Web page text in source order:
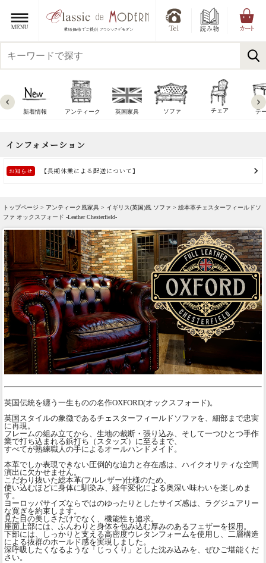
新着情報 アンティーク 英国家具 ソファ チェア テ
トップページ > アンティーク風家具 > イギリス(英国)風 ソファ > 総本革チェスターフィールドソ
ファ オックスフォード -Leather Chesterfield-
英国伝統を纏う一生ものの名作OXFORD(オックスフォード)。
英国スタイルの象徴であるチェスターフィールドソファを、細部まで忠実
に再現。
フレームの組み立てから、生地の裁断・張り込み、そして一つひとつ手作
業で打ち込まれる鋲打ち（スタッズ）に至るまで、
すべてが熟練職人の手によるオールハンドメイド。
本革でしか表現できない圧倒的な迫力と存在感は、ハイクオリティな空間
演出に欠かせません。
こだわり抜いた総本革(フルレザー)仕様のため、
使い込むほどに身体に馴染み、経年変化による奥深い味わいを楽しめま
す。
ヨーロッパサイズならではのゆったりとしたサイズ感は、ラグジュアリー
な寛ぎを約束します。
見た目の美しさだけでなく、機能性も追求。
座面上部には、ふんわりと身体を包み込む厚みのあるフェザーを採用。
下部には、しっかりと支える高密度ウレタンフォームを使用し、二層構造
による抜群のホールド感を実現しました。
深呼吸したくなるような「じっくり」とした沈み込みを、ぜひご堪能くだ
さい。